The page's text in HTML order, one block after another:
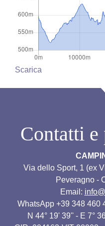
Scarica
Contatti e
Via dello Sport, 1 (ex
Peveragno -
Email:
WhatsApp +39 348 460
N 44° 19' 39'' - E 7°